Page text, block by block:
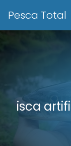
Pesca Total
isca